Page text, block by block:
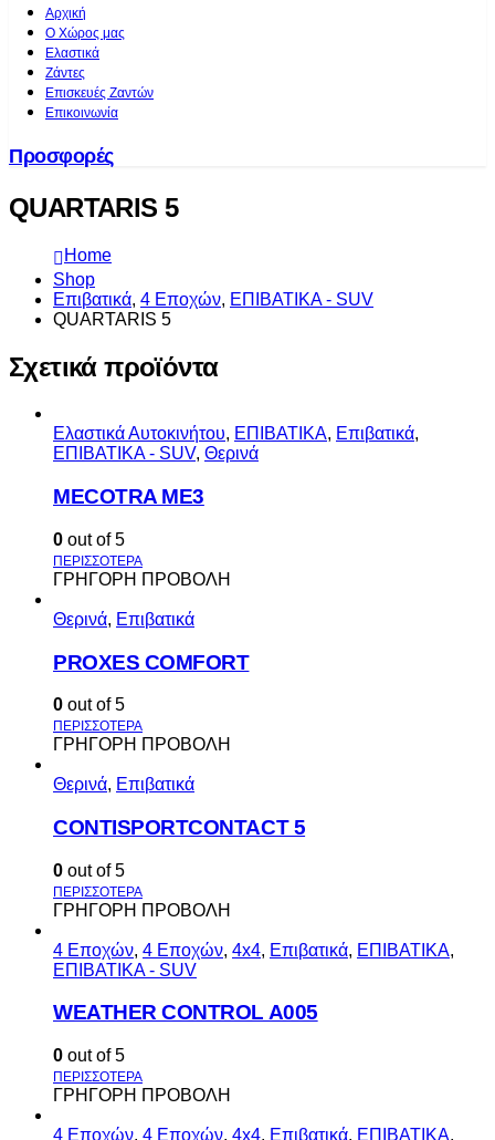
Αρχική
Ο Χώρος μας
Ελαστικά
Ζάντες
Επισκευές Ζαντών
Επικοινωνία
Προσφορές
QUARTARIS 5
Home
Shop
Επιβατικά, 4 Εποχών, ΕΠΙΒΑΤΙΚΑ - SUV
QUARTARIS 5
Σχετικά προϊόντα
Ελαστικά Αυτοκινήτου, ΕΠΙΒΑΤΙΚΑ, Επιβατικά,
ΕΠΙΒΑΤΙΚΑ - SUV, Θερινά
MECOTRA ME3
0 out of 5
ΓΡΗΓΟΡΗ ΠΡΟΒΟΛΗ
Θερινά, Επιβατικά
PROXES COMFORT
0 out of 5
ΓΡΗΓΟΡΗ ΠΡΟΒΟΛΗ
Θερινά, Επιβατικά
CONTISPORTCONTACT 5
0 out of 5
ΓΡΗΓΟΡΗ ΠΡΟΒΟΛΗ
4 Εποχών, 4 Εποχών, 4x4, Επιβατικά, ΕΠΙΒΑΤΙΚΑ,
ΕΠΙΒΑΤΙΚΑ - SUV
WEATHER CONTROL A005
0 out of 5
ΓΡΗΓΟΡΗ ΠΡΟΒΟΛΗ
4 Εποχών, 4 Εποχών, 4x4, Επιβατικά, ΕΠΙΒΑΤΙΚΑ,